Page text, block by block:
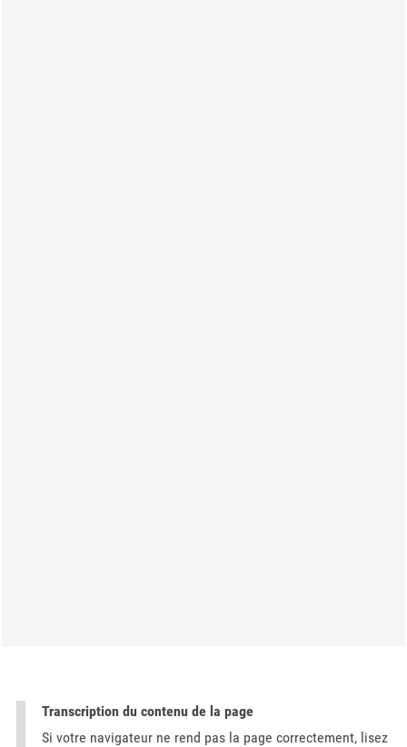
Transcription du contenu de la page
Si votre navigateur ne rend pas la page correctement, lisez